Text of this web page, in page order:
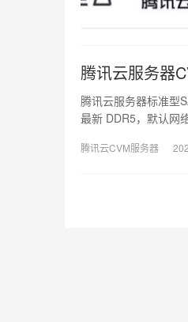
腾讯云服务器
腾讯云服务器标准型
最新 DDR5，默认网
腾讯云CVM服务器